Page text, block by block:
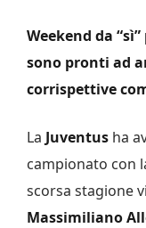
Weekend da
sono pronti ad
corrispettive
La Juventus ha
campionato con
scorsa stagione
Massimiliano